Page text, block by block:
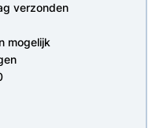
verzonden
mogelijk